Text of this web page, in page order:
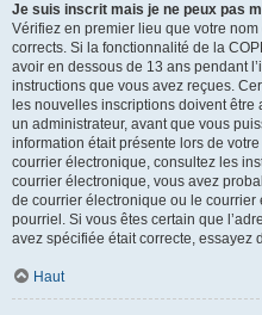
Je suis inscrit mais je ne peux pas
Vérifiez en premier lieu que votre
corrects. Si la fonctionnalité de la
avoir en dessous de 13 ans pendant
instructions que vous avez reçues.
les nouvelles inscriptions doivent
un administrateur, avant que vous
information était présente lors de
courrier électronique, consultez les
courrier électronique, vous avez
de courrier électronique ou le courrier
pourriel. Si vous êtes certain que
avez spécifiée était correcte, essayez
Haut